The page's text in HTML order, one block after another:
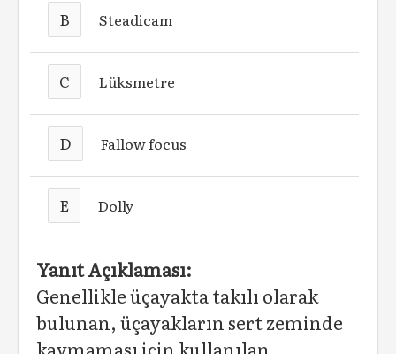
B Steadicam
C Lüksmetre
D Fallow focus
E Dolly
Yanıt Açıklaması:
Genellikle üçayakta takılı olarak
bulunan, üçayakların sert zeminde
kaymaması için kullanılan